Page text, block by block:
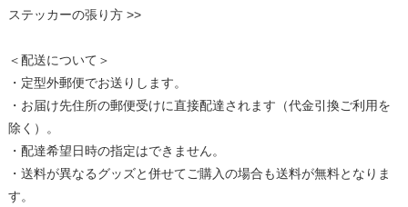
ステッカーの張り方 >>
＜配送について＞
・定型外郵便でお送りします。
・お届け先住所の郵便受けに直接配達されます（代金引換ご利用を
除く）。
・配達希望日時の指定はできません。
・送料が異なるグッズと併せてご購入の場合も送料が無料となりま
す。